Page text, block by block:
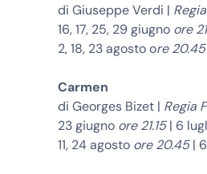
di Giuseppe Verdi |
16, 17, 25, 29 giugno ore
2, 18, 23 agosto ore 20.45
Carmen
di Georges Bizet | Regia
23 giugno ore 21.15| 6
11, 24 agosto ore 20.45|